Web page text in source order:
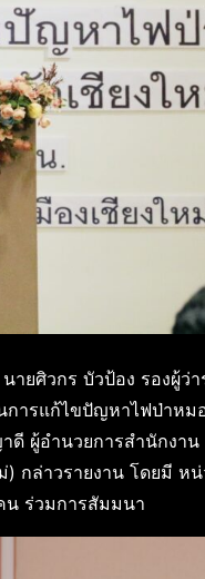
ยศิวกร บัวป้อง รองผู้ว่า
นการแก้ไขปัญหาไฟป่าห
ดี ผู้อำนวยการสำนักงาน
กล่าวรายงาน โดยมี ห
น ร่วมการสัมมนา